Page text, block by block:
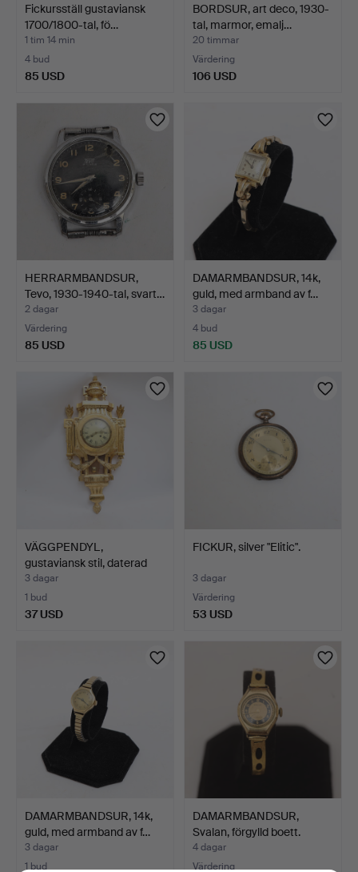
Fickursställ gustaviansk
1700/1800-tal, fö…
1 tim 14 min
4 bud
85 USD
BORDSUR, art deco, 1930-
tal, marmor, emalj…
20 timmar
Värdering
106 USD
HERRARMBANDSUR,
Tevo, 1930-1940-tal, svart…
2 dagar
Värdering
85 USD
DAMARMBANDSUR, 14k,
guld, med armband av f…
3 dagar
4 bud
85 USD
VÄGGPENDYL,
gustaviansk stil, daterad
1948…
3 dagar
1 bud
37 USD
FICKUR, silver "Elitic".
3 dagar
Värdering
53 USD
DAMARMBANDSUR, 14k,
guld, med armband av f…
3 dagar
1 bud
DAMARMBANDSUR,
Svalan, förgylld boett.
4 dagar
Värdering